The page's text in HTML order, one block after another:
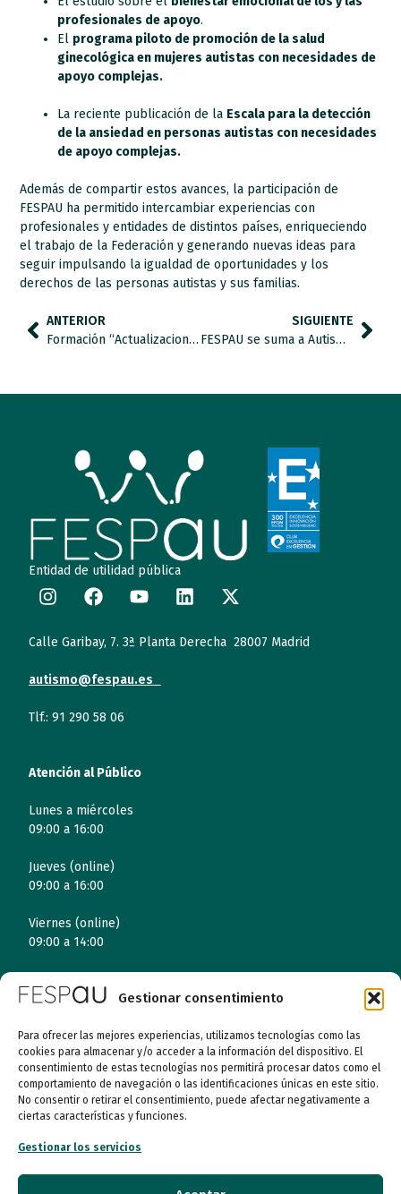
Gestionar consentimiento
Para ofrecer las mejores experiencias, utilizamos tecnologías como las
cookies para almacenar y/o acceder a la información del dispositivo. El
consentimiento de estas tecnologías nos permitirá procesar datos como el
comportamiento de navegación o las identificaciones únicas en este sitio.
No consentir o retirar el consentimiento, puede afectar negativamente a
ciertas características y funciones.
Gestionar los servicios
profesionales de apoyo.
El programa piloto de promoción de la salud
ginecológica en mujeres autistas con necesidades de
apoyo complejas.
La reciente publicación de la Escala para la detección
de la ansiedad en personas autistas con necesidades
de apoyo complejas.
Además de compartir estos avances, la participación de
FESPAU ha permitido intercambiar experiencias con
profesionales y entidades de distintos países, enriqueciendo
el trabajo de la Federación y generando nuevas ideas para
seguir impulsando la igualdad de oportunidades y los
derechos de las personas autistas y sus familias.
ANTERIOR
Formación “Actualizaciones en el abordaje de las conductas que nos preocupan: enfoque de baja activación y reducción de restricciones.”
SIGUIENTE
FESPAU se suma a Autismo España en el rechazo a las declaraciones de Donald Trump sobre el paracetamol y el autismo
Entidad de utilidad pública
Calle Garibay, 7. 3ª Planta Derecha 28007 Madrid
autismo@fespau.es
Tlf.: 91 290 58 06
Atención al Público
Lunes a miércoles
09:00 a 16:00
Jueves (online)
09:00 a 16:00
Viernes (online)
09:00 a 14:00
Quiénes somos
Entidades
Autismo
Transparencia